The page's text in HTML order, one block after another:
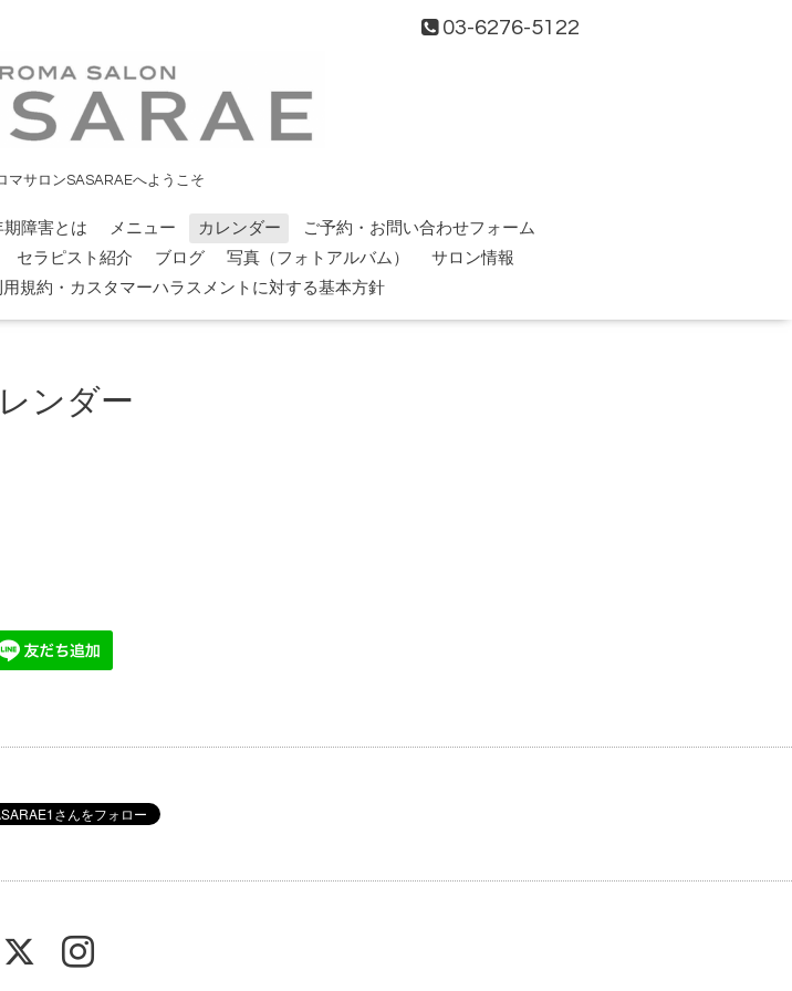
03-6276-5122
マサロンSASARAEへようこそ
期障害とは メニュー カレンダー
ご予約・お問い合わせフォーム
セラピスト紹介 ブログ 写真（フォトアルバム）
サロン情報
用規約・カスタマーハラスメントに対する基本方針
ンダー